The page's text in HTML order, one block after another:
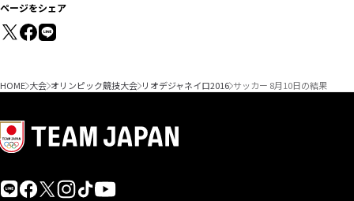
ページをシェア
HOME 大会 オリンピック競技大会 リオデジャネイロ2016 サッカー 8月10日の結果